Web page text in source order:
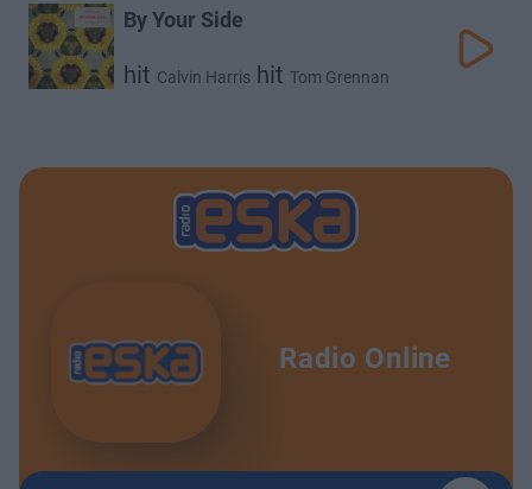
Big Sean
By Your Side
hit Calvin Harris hit Tom Grennan
Radio Online